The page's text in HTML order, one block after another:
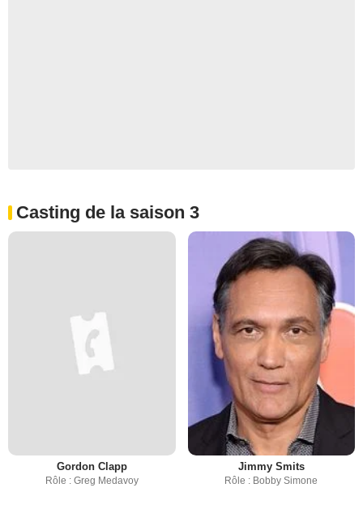
Casting de la saison 3
Gordon Clapp
Rôle : Greg Medavoy
Jimmy Smits
Rôle : Bobby Simone